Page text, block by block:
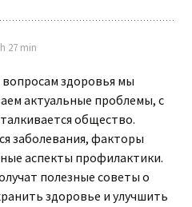
27 min
вопросам здоровья мы
актуальные проблемы, с
общество.
заболевания, факторы
аспекты профилактики.
полезные советы о
здоровье и улучшить